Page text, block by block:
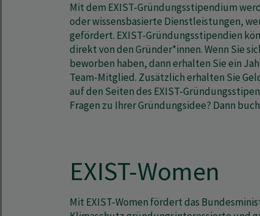
Mit dem EXIST-Gründungsstipendium
oder wissensbasierte Dienstleistungen,
gefördert. EXIST-Gründungsstipendien
direkt von den Gründer*innen. Wenn Sie
beworben haben, dann erhalten Sie ein
Team-Mitglied. Zusätzlich erhalten Sie
auf den Seiten des EXIST-
Fragen zu Ihrer Gründungsidee? Dann
EXIST-Women
Mit EXIST-Women fördert das